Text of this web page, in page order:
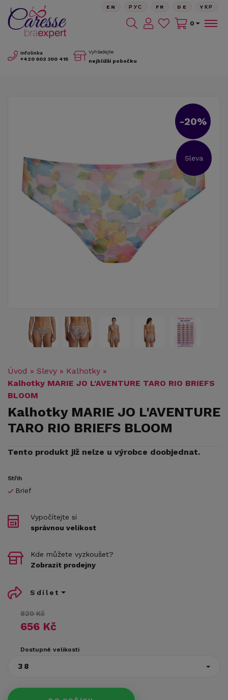
Infolinka
+420 602 300 415
Vyhledejte
nejbližší pobočku
EN РУС FR DE YКР
0
-20%
Sleva
Úvod » Slevy » Kalhotky »
Kalhotky MARIE JO L'AVENTURE TARO RIO BRIEFS
BLOOM
Kalhotky MARIE JO L'AVENTURE
TARO RIO BRIEFS BLOOM
Tento produkt již nelze u výrobce doobjednat.
Střih
Brief
820 Kč
656 Kč
Dostupné velikosti
38
Vypočítejte si
správnou velikost
Kde můžete vyzkoušet?
Zobrazit prodejny
Sdílet